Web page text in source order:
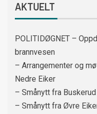
AKTUELT
POLITIDØGNET –
brannvesen
– Arrangementer og
Nedre Eiker
– Smånytt fra
– Smånytt fra Øvre